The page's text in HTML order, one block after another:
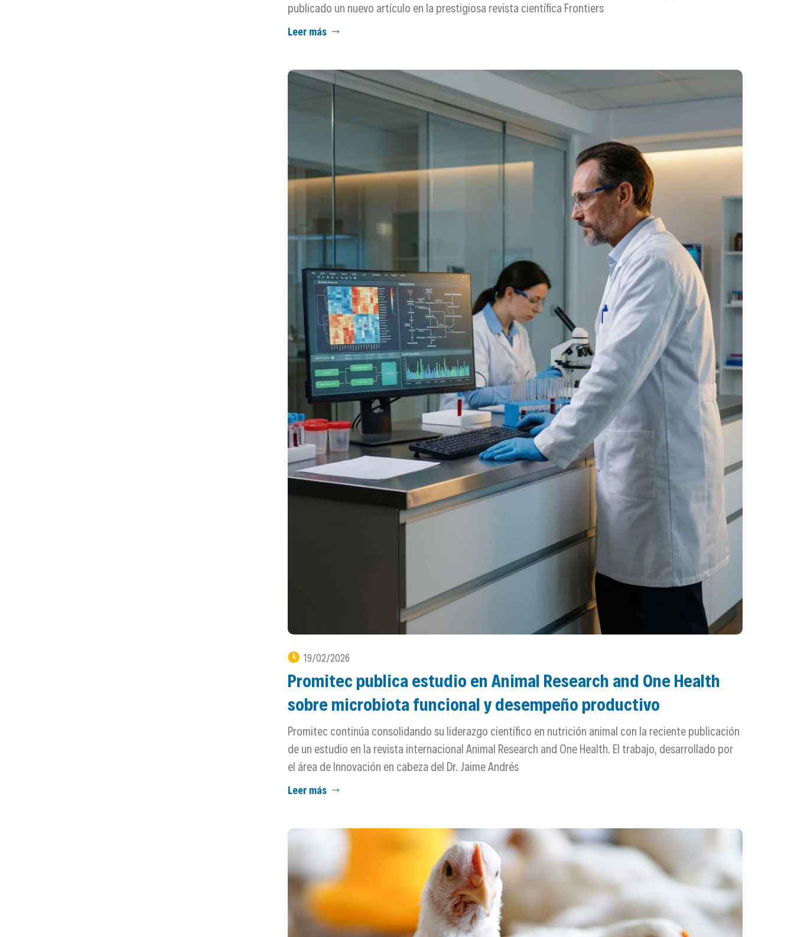
publicado un nuevo artículo en la prestigiosa revista científica Frontiers
Leer más
19/02/2026
Promitec publica estudio en Animal Research and One Health
sobre microbiota funcional y desempeño productivo
Promitec continúa consolidando su liderazgo científico en nutrición animal con la reciente publicación
de un estudio en la revista internacional Animal Research and One Health. El trabajo, desarrollado por
el área de Innovación en cabeza del Dr. Jaime Andrés
Leer más